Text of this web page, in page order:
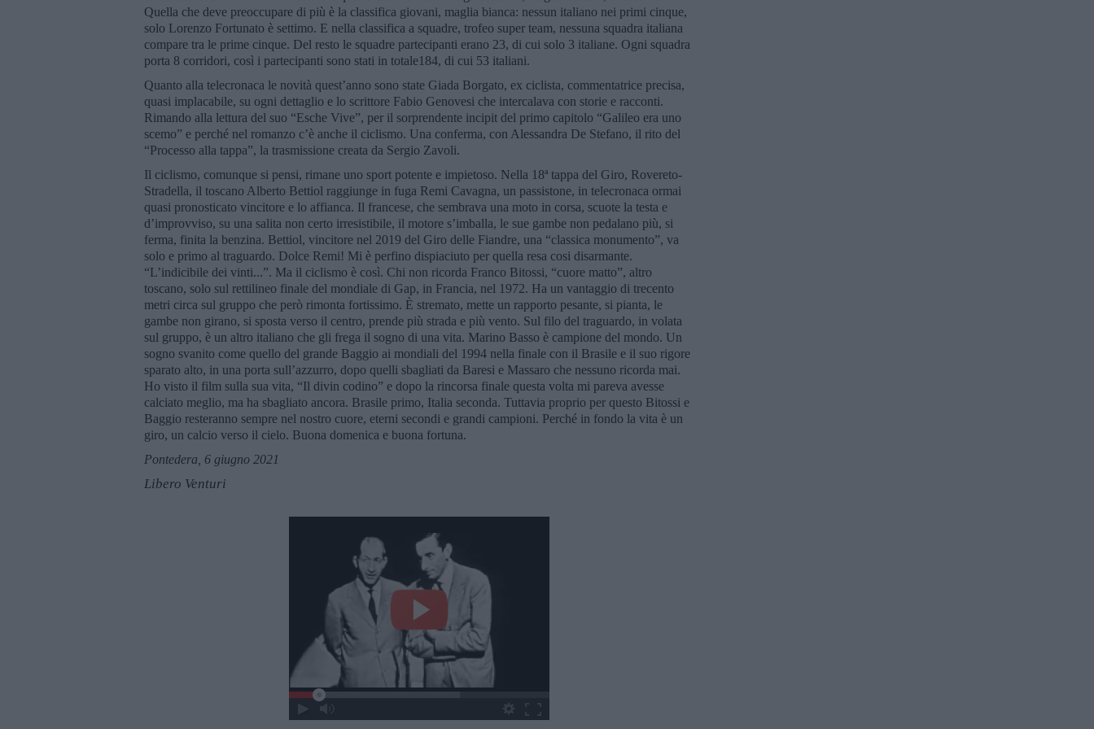
Quella che deve preoccupare di più è la classifica giovani, maglia bianca: nessun italiano nei primi cinque,
solo Lorenzo Fortunato è settimo. E nella classifica a squadre, trofeo super team, nessuna squadra italiana
compare tra le prime cinque. Del resto le squadre partecipanti erano 23, di cui solo 3 italiane. Ogni squadra
porta 8 corridori, così i partecipanti sono stati in totale184, di cui 53 italiani.
Quanto alla telecronaca le novità quest’anno sono state Giada Borgato, ex ciclista, commentatrice precisa,
quasi implacabile, su ogni dettaglio e lo scrittore Fabio Genovesi che intercalava con storie e racconti.
Rimando alla lettura del suo “Esche Vive”, per il sorprendente incipit del primo capitolo “Galileo era uno
scemo” e perché nel romanzo c’è anche il ciclismo. Una conferma, con Alessandra De Stefano, il rito del
“Processo alla tappa”, la trasmissione creata da Sergio Zavoli.
Il ciclismo, comunque si pensi, rimane uno sport potente e impietoso. Nella 18ª tappa del Giro, Rovereto-
Stradella, il toscano Alberto Bettiol raggiunge in fuga Remi Cavagna, un passistone, in telecronaca ormai
quasi pronosticato vincitore e lo affianca. Il francese, che sembrava una moto in corsa, scuote la testa e
d’improvviso, su una salita non certo irresistibile, il motore s’imballa, le sue gambe non pedalano più, si
ferma, finita la benzina. Bettiol, vincitore nel 2019 del Giro delle Fiandre, una “classica monumento”, va
solo e primo al traguardo. Dolce Remi! Mi è perfino dispiaciuto per quella resa cosi disarmante.
“L’indicibile dei vinti...”. Ma il ciclismo è così. Chi non ricorda Franco Bitossi, “cuore matto”, altro
toscano, solo sul rettilineo finale del mondiale di Gap, in Francia, nel 1972. Ha un vantaggio di trecento
metri circa sul gruppo che però rimonta fortissimo. È stremato, mette un rapporto pesante, si pianta, le
gambe non girano, si sposta verso il centro, prende più strada e più vento. Sul filo del traguardo, in volata
sul gruppo, è un altro italiano che gli frega il sogno di una vita. Marino Basso è campione del mondo. Un
sogno svanito come quello del grande Baggio ai mondiali del 1994 nella finale con il Brasile e il suo rigore
sparato alto, in una porta sull’azzurro, dopo quelli sbagliati da Baresi e Massaro che nessuno ricorda mai.
Ho visto il film sulla sua vita, “Il divin codino” e dopo la rincorsa finale questa volta mi pareva avesse
calciato meglio, ma ha sbagliato ancora. Brasile primo, Italia seconda. Tuttavia proprio per questo Bitossi e
Baggio resteranno sempre nel nostro cuore, eterni secondi e grandi campioni. Perché in fondo la vita è un
giro, un calcio verso il cielo. Buona domenica e buona fortuna.
Pontedera, 6 giugno 2021
Libero Venturi